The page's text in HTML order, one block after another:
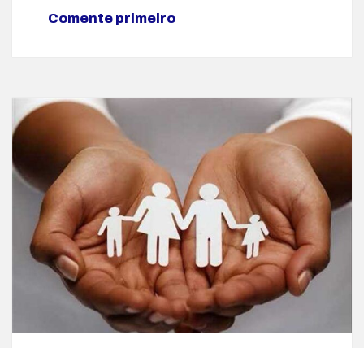
Comente primeiro